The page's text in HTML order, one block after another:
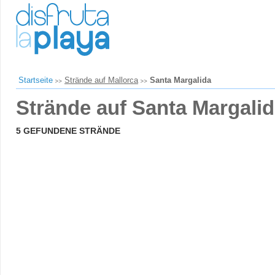
Startseite Strände auf Mallorca Santa Margalida
Strände auf Santa
5 GEFUNDENE STRÄNDE